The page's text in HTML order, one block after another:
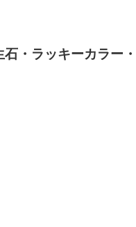
・ラッキーカラー